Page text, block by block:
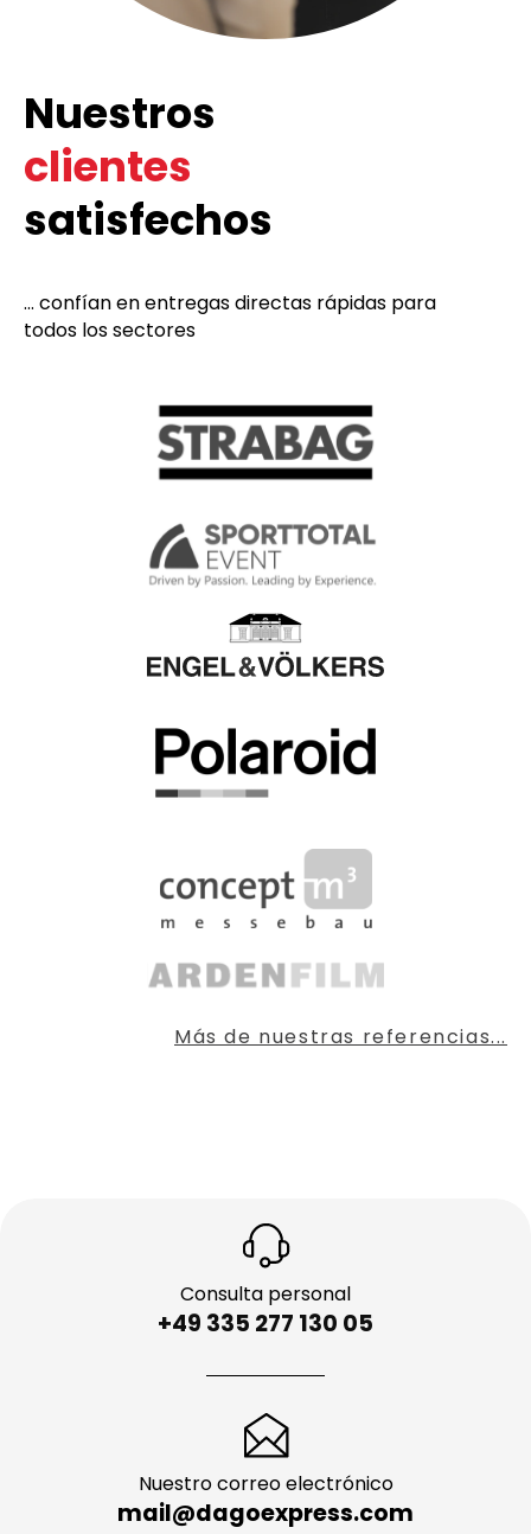
Nuestros
clientes
satisfechos
... confían en entregas directas rápidas para
todos los sectores
Más de nuestras referencias...
Consulta personal
+49 335 277 130 05
Nuestro correo electrónico
mail@dagoexpress.com